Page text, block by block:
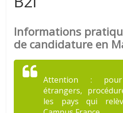
Informations
de candidature en
Attention :
étrangers,
les pays qui